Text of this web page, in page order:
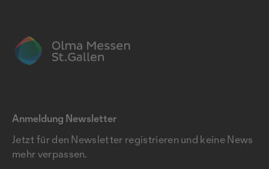
Anmeldung Newsletter
Jetzt für den Newsletter registrieren und keine News
mehr verpassen.